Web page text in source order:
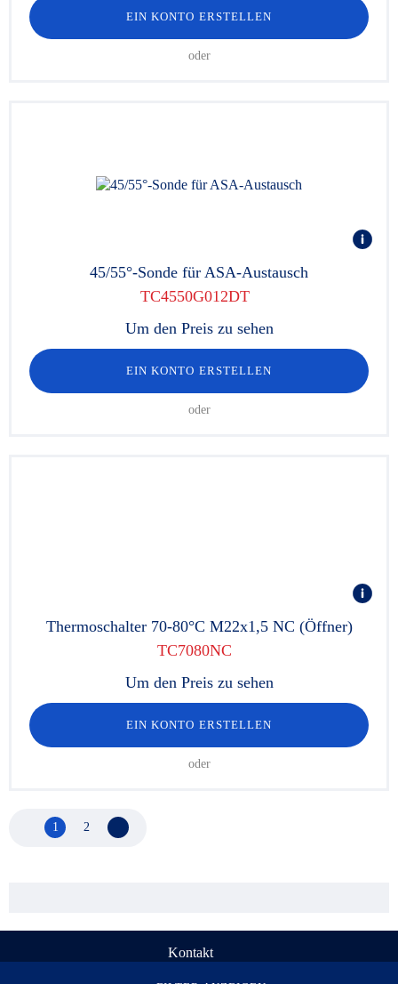
EIN KONTO ERSTELLEN
oder
45/55°-Sonde für ASA-Austausch
TC4550G012DT
Um den Preis zu sehen
EIN KONTO ERSTELLEN
oder
Thermoschalter 70-80°C M22x1,5 NC (Öffner)
TC7080NC
Um den Preis zu sehen
EIN KONTO ERSTELLEN
oder
1 2 Nächste Seite
Kontakt